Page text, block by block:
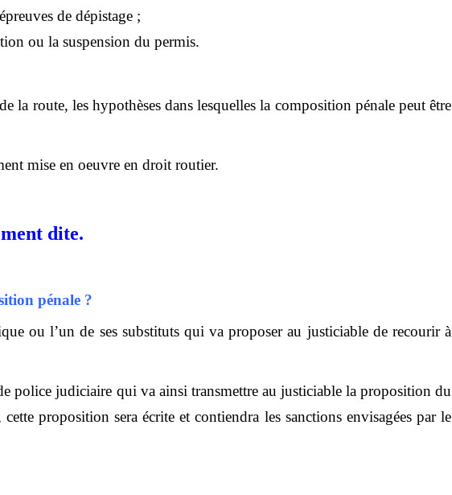
de dépistage ;
ou la suspension du permis.
la route, les hypothèses dans lesquelles la composition pénale peut être
mise en oeuvre en droit routier.
dite.
pénale ?
ou l’un de ses substituts qui va proposer au justiciable de recourir à
police judiciaire qui va ainsi transmettre au justiciable la proposition du
proposition sera écrite et contiendra les sanctions envisagées par le